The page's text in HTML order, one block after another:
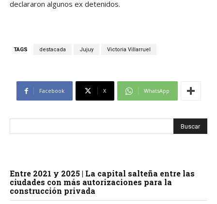
declararon algunos ex detenidos.
TAGS destacada Jujuy Victoria Villarruel
Facebook X WhatsApp
Entre 2021 y 2025 | La capital salteña entre las
ciudades con más autorizaciones para la
construcción privada